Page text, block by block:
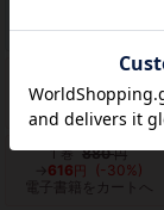
紙 新品をカートへ
37,840
→26,488円 (-30%)
電子書籍をカートへ
1巻 880円
→ 616 円
(-30%)
電子書籍をカートへ